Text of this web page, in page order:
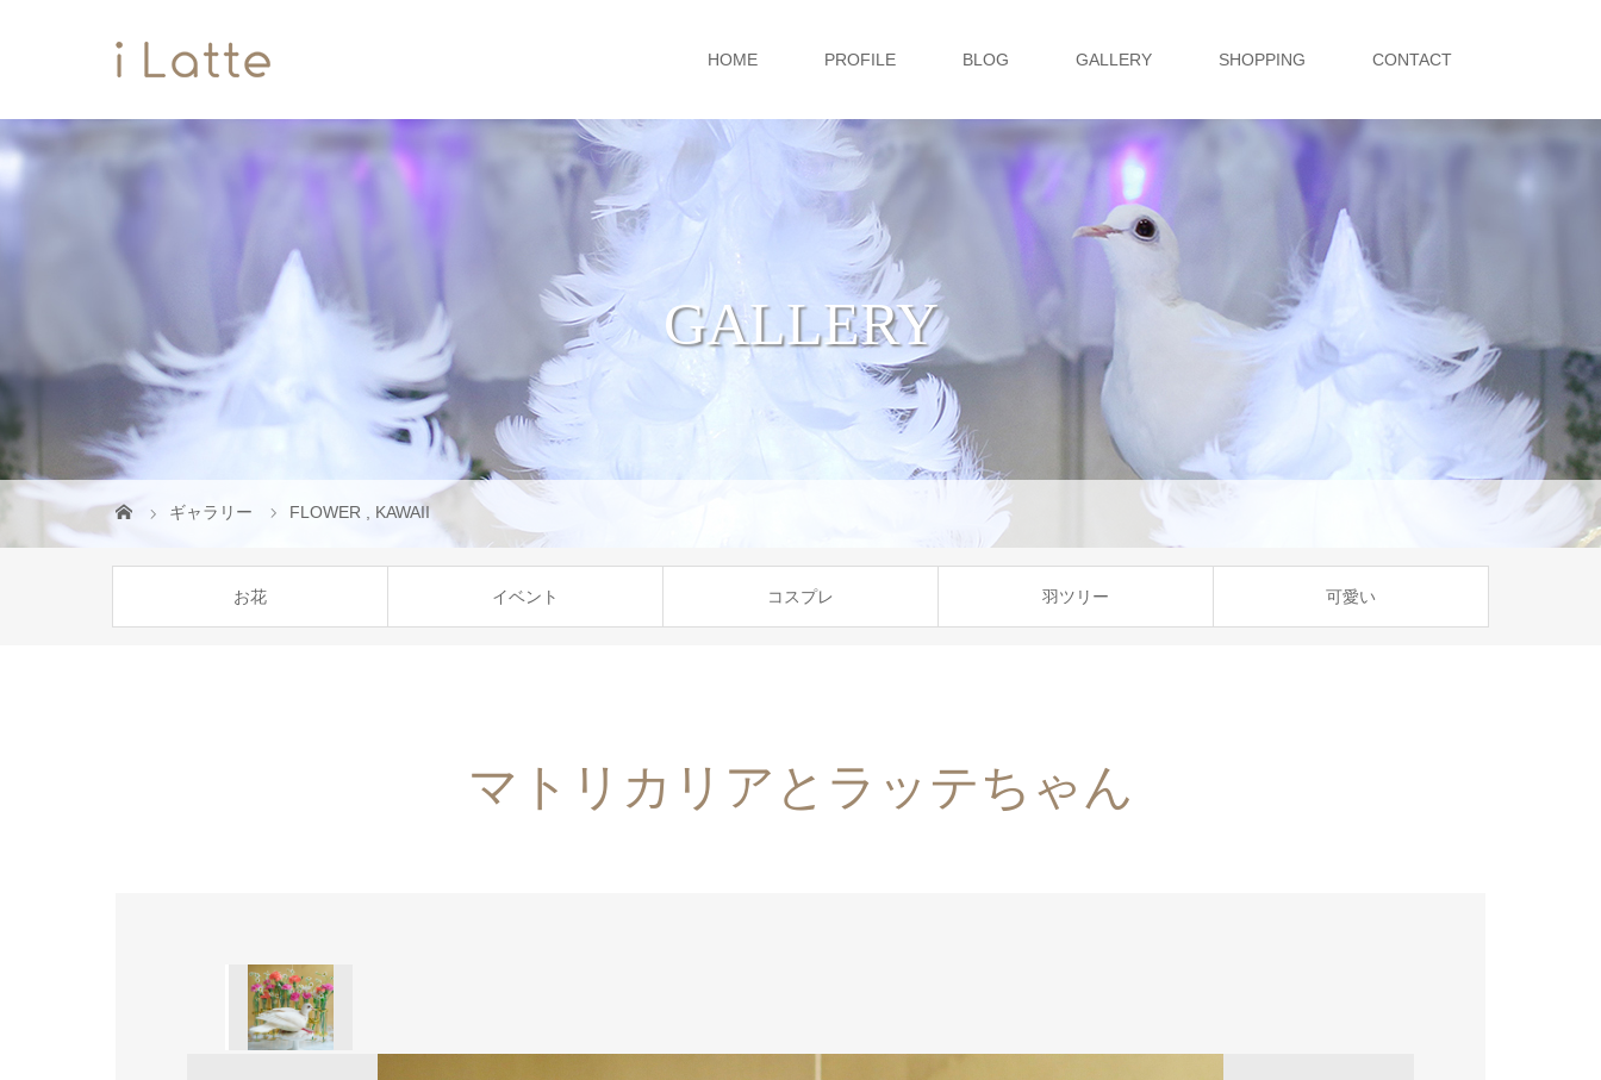
HOME PROFILE BLOG GALLERY SHOPPING CONTACT
GALLERY
ギャラリー FLOWER KAWAII
お花 イベント コスプレ 羽ツリー 可愛い
マトリカリアとラッテちゃん